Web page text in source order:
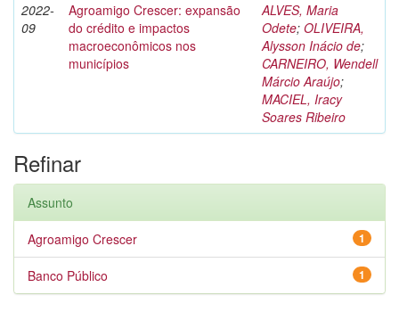
2022-
09
Agroamigo Crescer: expansão
do crédito e impactos
macroeconômicos nos
municípios
ALVES, Maria
Odete; OLIVEIRA,
Alysson Inácio de;
CARNEIRO, Wendell
Márcio Araújo;
MACIEL, Iracy
Soares Ribeiro
Refinar
Assunto
1
Agroamigo Crescer
1
Banco Público